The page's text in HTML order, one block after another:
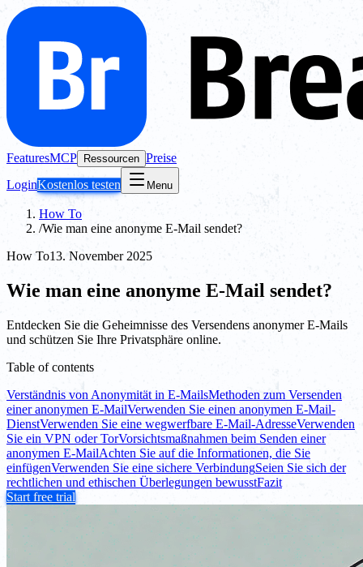
FeaturesMCP Ressourcen Preise
LoginKostenlos testen Menu
How To
/Wie man eine anonyme E-Mail sendet?
How To13. November 2025
Wie man eine anonyme E-Mail sendet?
Entdecken Sie die Geheimnisse des Versendens anonymer E-Mails
und schützen Sie Ihre Privatsphäre online.
Table of contents
Verständnis von Anonymität in E-MailsMethoden zum Versenden
einer anonymen E-MailVerwenden Sie einen anonymen E-Mail-
DienstVerwenden Sie eine wegwerfbare E-Mail-AdresseVerwenden
Sie ein VPN oder TorVorsichtsmaßnahmen beim Senden einer
anonymen E-MailAchten Sie auf die Informationen, die Sie
einfügenVerwenden Sie eine sichere VerbindungSeien Sie sich der
rechtlichen und ethischen Überlegungen bewusstFazit
Start free trial